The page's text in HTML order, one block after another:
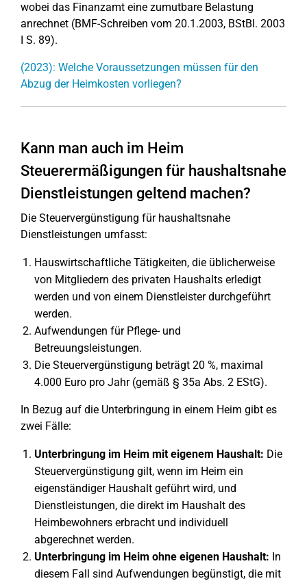
wobei das Finanzamt eine zumutbare Belastung
anrechnet (BMF-Schreiben vom 20.1.2003, BStBl. 2003
I S. 89).
(2023): Welche Voraussetzungen müssen für den
Abzug der Heimkosten vorliegen?
Kann man auch im Heim
Steuerermäßigungen für haushaltsnahe
Dienstleistungen geltend machen?
Die Steuervergünstigung für haushaltsnahe
Dienstleistungen umfasst:
Hauswirtschaftliche Tätigkeiten, die üblicherweise
von Mitgliedern des privaten Haushalts erledigt
werden und von einem Dienstleister durchgeführt
werden.
Aufwendungen für Pflege- und
Betreuungsleistungen.
Die Steuervergünstigung beträgt 20 %, maximal
4.000 Euro pro Jahr (gemäß § 35a Abs. 2 EStG).
In Bezug auf die Unterbringung in einem Heim gibt es
zwei Fälle:
Unterbringung im Heim mit eigenem Haushalt: Die
Steuervergünstigung gilt, wenn im Heim ein
eigenständiger Haushalt geführt wird, und
Dienstleistungen, die direkt im Haushalt des
Heimbewohners erbracht und individuell
abgerechnet werden.
Unterbringung im Heim ohne eigenen Haushalt: In
diesem Fall sind Aufwendungen begünstigt, die mit